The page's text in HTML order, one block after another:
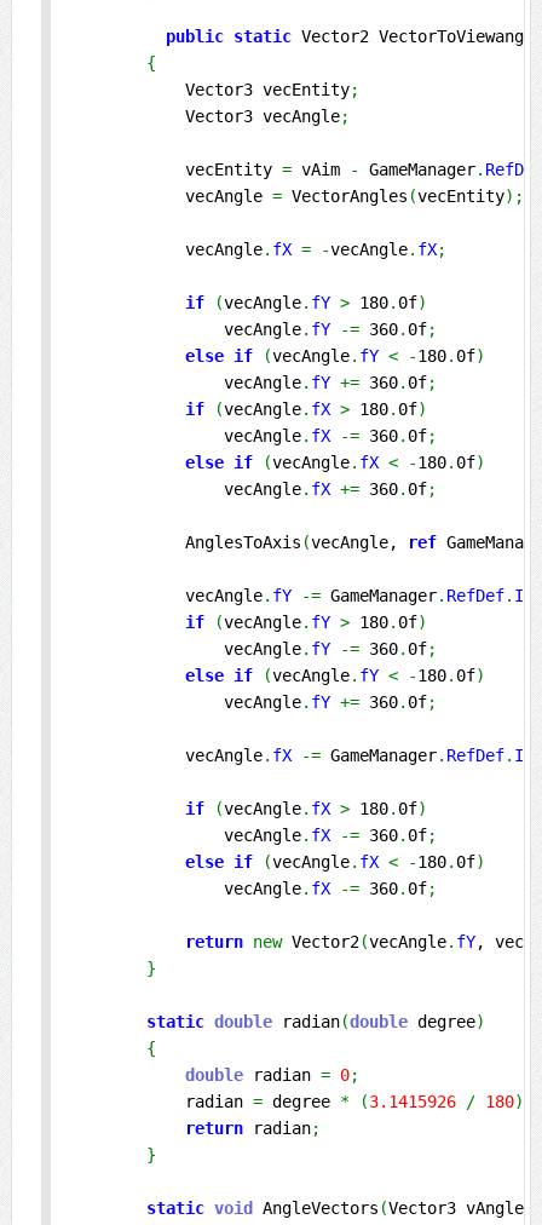
public static Vector2
{
            Vector3 vecEntity
;
            Vector3 vecAngle
;
            vecEntity
= vAim - GameManager.
            vecAngle
= VectorAngles (vecEntity) ;
            vecAngle
. fX = -vecAngle. fX;
if (vecAngle. fY > 180. 0f)
                vecAngle
. fY -= 360. 0f;
else if (vecAngle. fY < -180. 0f)
                vecAngle
. fY += 360. 0f;
if
(vecAngle. fX > 180. 0f)
                vecAngle
. fX -= 360. 0f;
else if (vecAngle. fX < -180. 0f)
                vecAngle
. fX += 360. 0f;
            AnglesToAxis
(vecAngle, ref
            vecAngle
. fY -= GameManager. RefDef.
if
(vecAngle. fY > 180. 0f)
                vecAngle
. fY -= 360. 0f;
else if (vecAngle. fY < -180. 0f)
                vecAngle
. fY += 360. 0f;
            vecAngle
. fX -= GameManager. RefDef.
if (vecAngle. fX > 180. 0f)
                vecAngle
. fX -= 360. 0f;
else if (vecAngle. fX < -180. 0f)
                vecAngle
. fX -= 360. 0f;
return new Vector2(vecAngle. fY,
}
static double radian(double degree)
{
double radian = 0;
            radian
= degree * (3.1415926 / 180)
return radian;
}
static void AngleVectors (Vector3